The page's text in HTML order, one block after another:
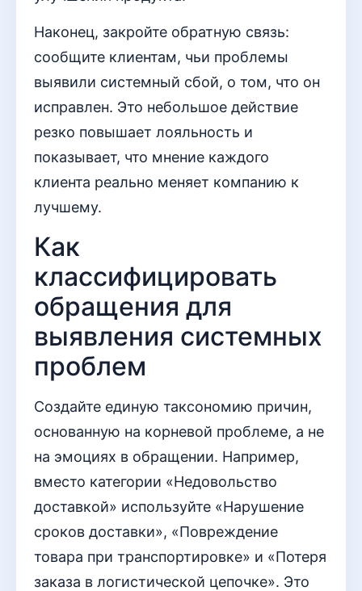
Наконец, закройте обратную связь:
сообщите клиентам, чьи проблемы
выявили системный сбой, о том, что он
исправлен. Это небольшое действие
резко повышает лояльность и
показывает, что мнение каждого
клиента реально меняет компанию к
лучшему.
Как
классифицировать
обращения для
выявления системных
проблем
Создайте единую таксономию причин,
основанную на корневой проблеме, а не
на эмоциях в обращении. Например,
вместо категории «Недовольство
доставкой» используйте «Нарушение
сроков доставки», «Повреждение
товара при транспортировке» и «Потеря
заказа в логистической цепочке». Это